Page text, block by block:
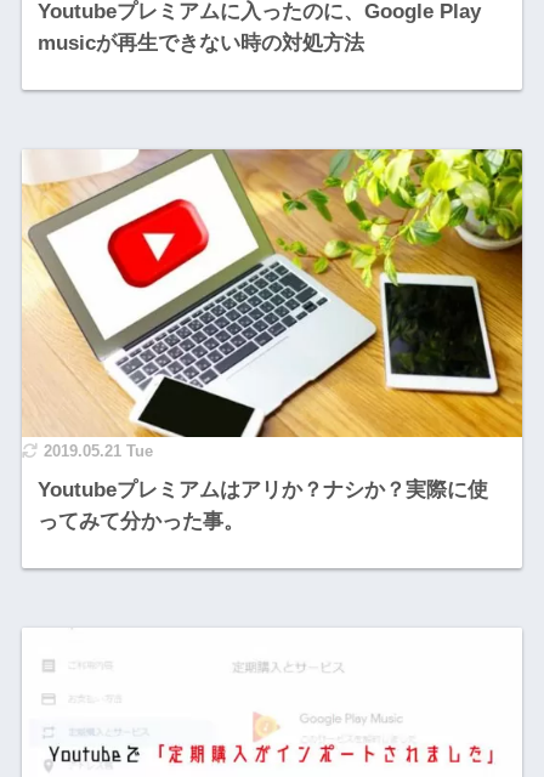
Youtubeプレミアムに入ったのに、Google Play
musicが再生できない時の対処方法
2019.05.21 Tue
Youtubeプレミアムはアリか？ナシか？実際に使
ってみて分かった事。